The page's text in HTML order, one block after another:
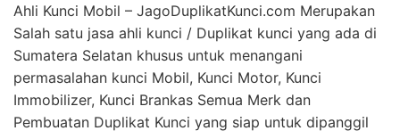
Ahli Kunci Mobil – JagoDuplikatKunci.com Merupakan
Salah satu jasa ahli kunci / Duplikat kunci yang ada di
Sumatera Selatan khusus untuk menangani
permasalahan kunci Mobil, Kunci Motor, Kunci
Immobilizer, Kunci Brankas Semua Merk dan
Pembuatan Duplikat Kunci yang siap untuk dipanggil